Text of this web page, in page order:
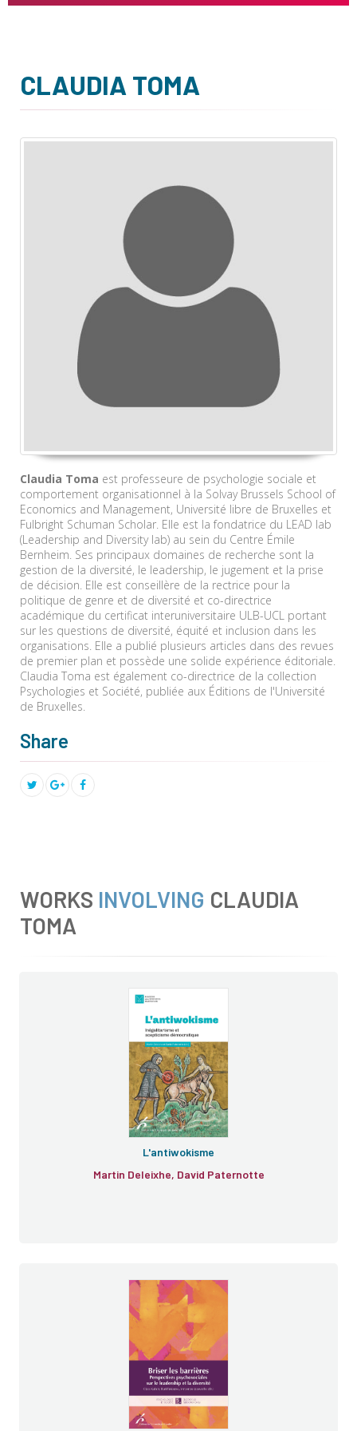
CLAUDIA TOMA
Claudia Toma est professeure de psychologie sociale et
comportement organisationnel à la Solvay Brussels School of
Economics and Management, Université libre de Bruxelles et
Fulbright Schuman Scholar. Elle est la fondatrice du LEAD lab
(Leadership and Diversity lab) au sein du Centre Émile
Bernheim. Ses principaux domaines de recherche sont la
gestion de la diversité, le leadership, le jugement et la prise
de décision. Elle est conseillère de la rectrice pour la
politique de genre et de diversité et co-directrice
académique du certificat interuniversitaire ULB-UCL portant
sur les questions de diversité, équité et inclusion dans les
organisations. Elle a publié plusieurs articles dans des revues
de premier plan et possède une solide expérience éditoriale.
Claudia Toma est également co-directrice de la collection
Psychologies et Société, publiée aux Éditions de l'Université
de Bruxelles.
Share
WORKS INVOLVING CLAUDIA
TOMA
L'antiwokisme
Martin Deleixhe, David Paternotte